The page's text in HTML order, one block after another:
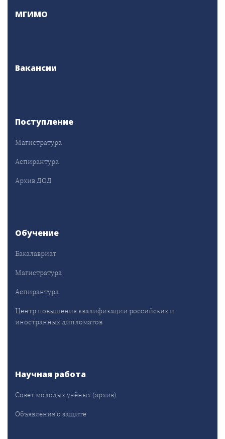
МГИМО
Вакансии
Поступление
Магистратура
Аспирантура
Архив ДОД
Обучение
Бакалавриат
Магистратура
Аспирантура
Центр повышения квалификации российских и
иностранных дипломатов
Научная работа
Совет молодых учёных (архив)
Объявления о защите